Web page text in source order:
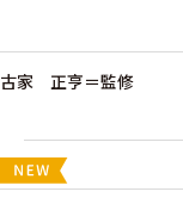
古家 正亨＝監修